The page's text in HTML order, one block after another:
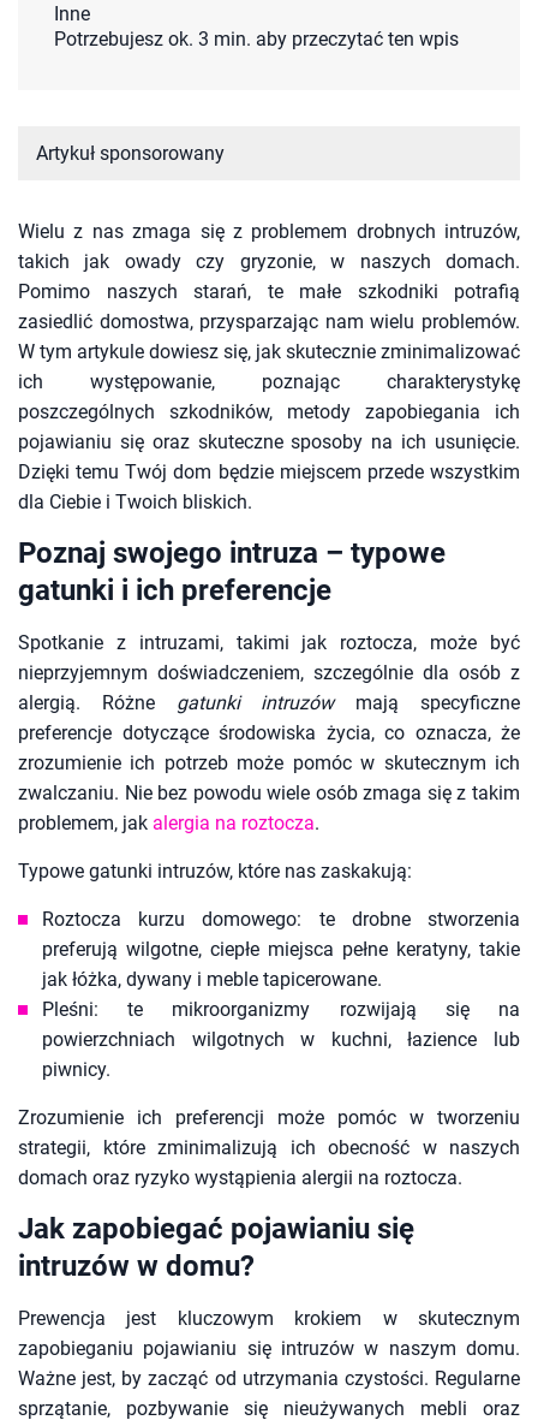
Inne
Potrzebujesz ok. 3 min. aby przeczytać ten wpis
Artykuł sponsorowany
Wielu z nas zmaga się z problemem drobnych intruzów,
takich jak owady czy gryzonie, w naszych domach.
Pomimo naszych starań, te małe szkodniki potrafią
zasiedlić domostwa, przysparzając nam wielu problemów.
W tym artykule dowiesz się, jak skutecznie zminimalizować
ich występowanie, poznając charakterystykę
poszczególnych szkodników, metody zapobiegania ich
pojawianiu się oraz skuteczne sposoby na ich usunięcie.
Dzięki temu Twój dom będzie miejscem przede wszystkim
dla Ciebie i Twoich bliskich.
Poznaj swojego intruza – typowe
gatunki i ich preferencje
Spotkanie z intruzami, takimi jak roztocza, może być
nieprzyjemnym doświadczeniem, szczególnie dla osób z
alergią. Różne gatunki intruzówmają specyficzne
preferencje dotyczące środowiska życia, co oznacza, że
zrozumienie ich potrzeb może pomóc w skutecznym ich
zwalczaniu. Nie bez powodu wiele osób zmaga się z takim
problemem, jak alergia na roztocza.
Typowe gatunki intruzów, które nas zaskakują:
Roztocza kurzu domowego: te drobne stworzenia
preferują wilgotne, ciepłe miejsca pełne keratyny, takie
jak łóżka, dywany i meble tapicerowane.
Pleśni: te mikroorganizmy rozwijają się na
powierzchniach wilgotnych w kuchni, łazience lub
piwnicy.
Zrozumienie ich preferencji może pomóc w tworzeniu
strategii, które zminimalizują ich obecność w naszych
domach oraz ryzyko wystąpienia alergii na roztocza.
Jak zapobiegać pojawianiu się
intruzów w domu?
Prewencja jest kluczowym krokiem w skutecznym
zapobieganiu pojawianiu się intruzów w naszym domu.
Ważne jest, by zacząć od utrzymania czystości. Regularne
sprzątanie, pozbywanie się nieużywanych mebli oraz